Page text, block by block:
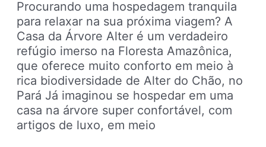
Procurando uma hospedagem tranquila
para relaxar na sua próxima viagem? A
Casa da Árvore Alter é um verdadeiro
refúgio imerso na Floresta Amazônica,
que oferece muito conforto em meio à
rica biodiversidade de Alter do Chão, no
Pará Já imaginou se hospedar em uma
casa na árvore super confortável, com
artigos de luxo, em meio